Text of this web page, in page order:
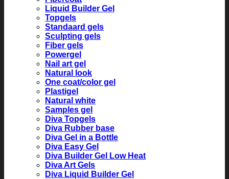
Liquid Builder Gel
Topgels
Standaard gels
Sculpting gels
Fiber gels
Powergel
Nail art gel
Natural look
One coat/color gel
Plastigel
Natural white
Samples gel
Diva Topgels
Diva Rubber base
Diva Gel in a Bottle
Diva Easy Gel
Diva Builder Gel Low Heat
Diva Art Gels
Diva Liquid Builder Gel